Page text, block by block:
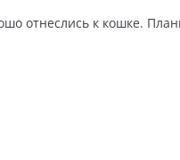
отнеслись к кошке.